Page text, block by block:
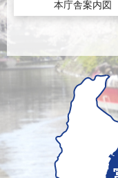
本庁舎案内図